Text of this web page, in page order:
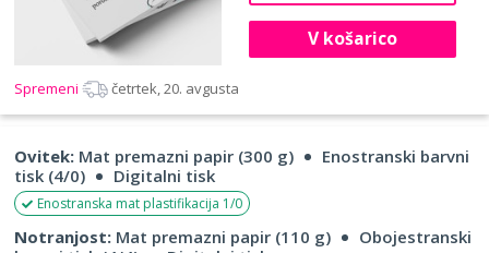
V košarico
Spremeni četrtek, 20. avgusta
Ovitek: Mat premazni papir (300 g)
Enostranski barvni
tisk (4/0)
Digitalni tisk
Enostranska mat plastifikacija 1/0
Notranjost: Mat premazni papir (110 g)
Obojestranski